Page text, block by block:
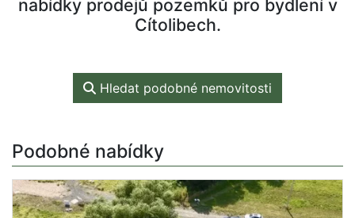
nabídky prodejů pozemků pro bydlení v
Cítolibech.
Hledat podobné nemovitosti
Podobné nabídky